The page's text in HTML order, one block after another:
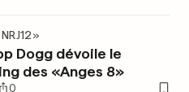
Dogg dévoile le
des «Anges 8»
0